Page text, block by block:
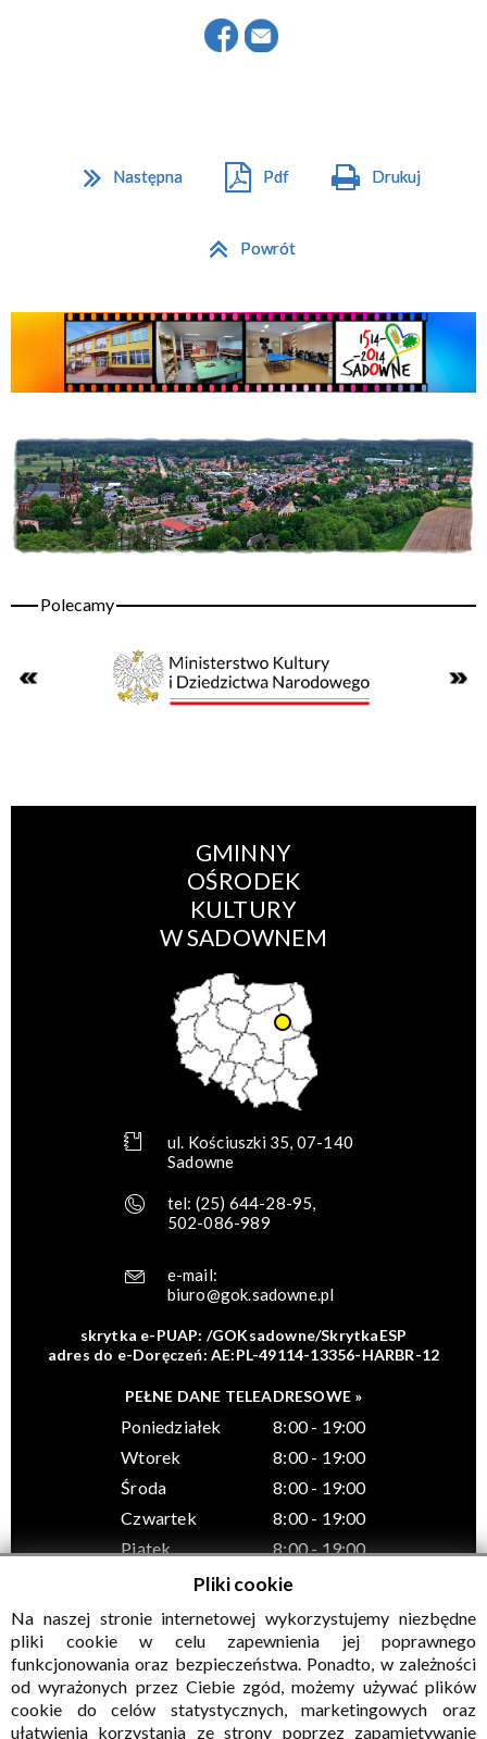
Następna Pdf Drukuj
Powrót
GMINNY
OŚRODEK
KULTURY
W SADOWNEM
ul. Kościuszki 35, 07-140
Sadowne
tel: (25) 644-28-95,
502-086-989
e-mail:
biuro@gok.sadowne.pl
skrytka e-PUAP: /GOKsadowne/SkrytkaESP
adres do e-Doręczeń: AE:PL-49114-13356-HARBR-12
PEŁNE DANE TELEADRESOWE »
Poniedziałek
8:00 - 19:00
Wtorek
8:00 - 19:00
Środa
8:00 - 19:00
Czwartek
8:00 - 19:00
Piątek
8:00 - 19:00
© Wszelkie prawa zastrzeżone, Gminny Ośrodek Kultury w
Sadownem
Pliki cookie
Na naszej stronie internetowej wykorzystujemy niezbędne
pliki cookie w celu zapewnienia jej poprawnego
funkcjonowania oraz bezpieczeństwa. Ponadto, w zależności
od wyrażonych przez Ciebie zgód, możemy używać plików
cookie do celów statystycznych, marketingowych oraz
ułatwienia korzystania ze strony poprzez zapamiętywanie